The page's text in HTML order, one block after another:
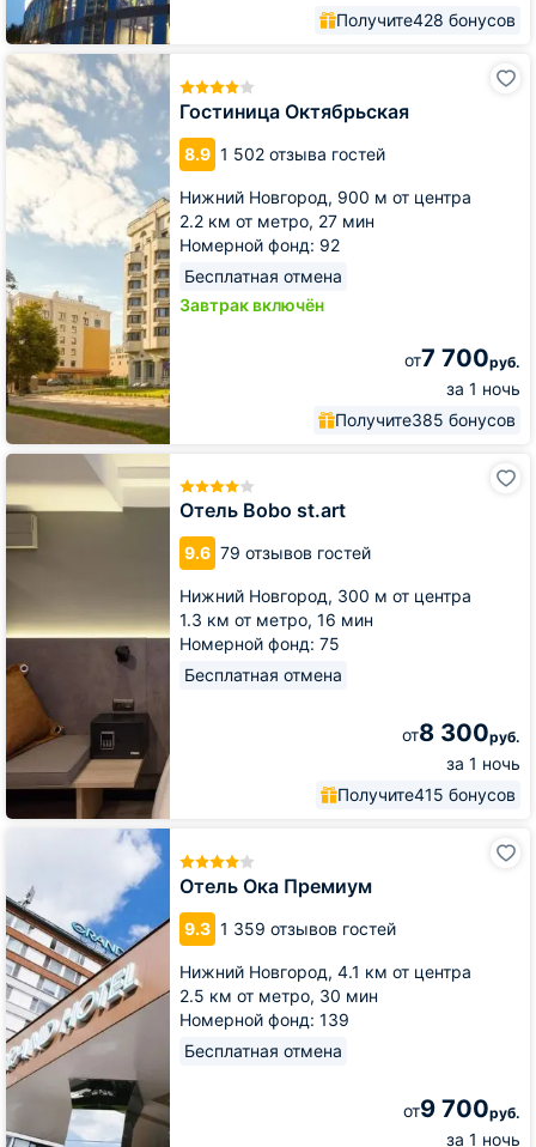
Получите428 бонусов
Гостиница Октябрьская
8.9 1 502 отзыва гостей
Нижний Новгород, 900 м от центра
2.2 км от метро, 27 мин
Номерной фонд: 92
Бесплатная отмена
Завтрак включён
от7 700руб.
за 1 ночь
Получите385 бонусов
Гостиница
Октябрьская
Отель Bobo st.art
9.6 79 отзывов гостей
Нижний Новгород, 300 м от центра
1.3 км от метро, 16 мин
Номерной фонд: 75
Бесплатная отмена
от8 300руб.
за 1 ночь
Получите415 бонусов
Отель
Bobo
st.art
Отель Ока Премиум
9.3 1 359 отзывов гостей
Нижний Новгород, 4.1 км от центра
2.5 км от метро, 30 мин
Номерной фонд: 139
Бесплатная отмена
от9 700руб.
за 1 ночь
Премиум